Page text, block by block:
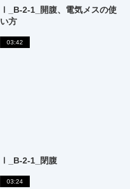
Ⅰ_B-2-1_開腹、電気メスの使
い方
03:42
Ⅰ_B-2-1_閉腹
03:24